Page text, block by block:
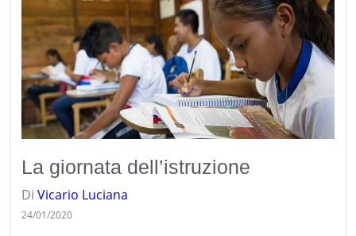
La giornata dell’istruzione
Di Vicario Luciana
24/01/2020